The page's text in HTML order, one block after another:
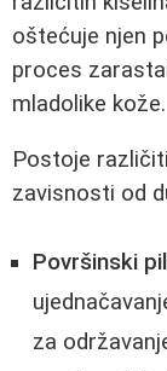
oštećuje njen
proces
mladolike kože.
Postoje
zavisnosti od
Površinski
za